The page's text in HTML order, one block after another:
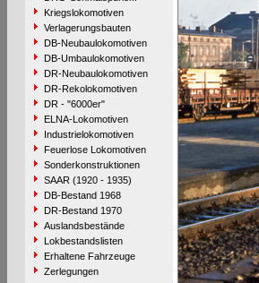
Kriegslokomotiven
Verlagerungsbauten
DB-Neubaulokomotiven
DB-Umbaulokomotiven
DR-Neubaulokomotiven
DR-Rekolokomotiven
DR - "6000er"
ELNA-Lokomotiven
Industrielokomotiven
Feuerlose Lokomotiven
Sonderkonstruktionen
SAAR (1920 - 1935)
DB-Bestand 1968
DR-Bestand 1970
Auslandsbestände
Lokbestandslisten
Erhaltene Fahrzeuge
Zerlegungen